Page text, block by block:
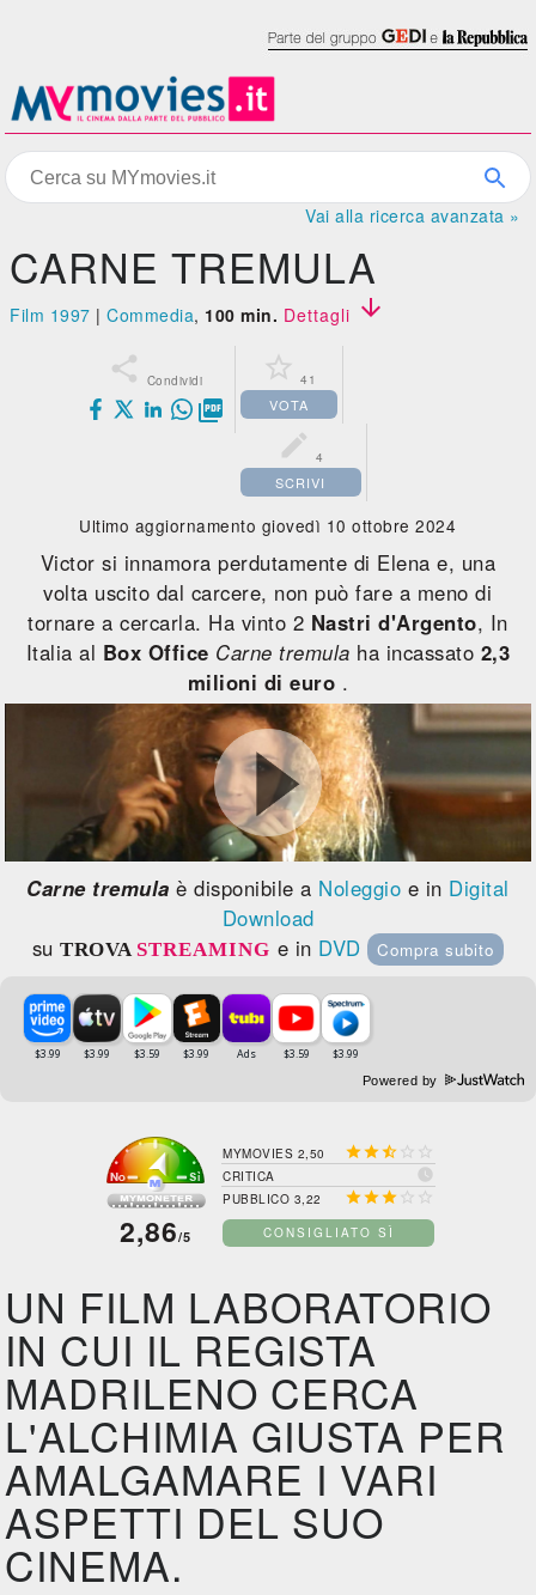
Vai alla ricerca avanzata »
CARNE TREMULA
Film 1997 |Commedia, 100 min. Dettagli 
 Condividi

 41
VOTA
 4
SCRIVI
Ultimo aggiornamento giovedì 10 ottobre 2024
Victor si innamora perdutamente di Elena e, una
volta uscito dal carcere, non può fare a meno di
tornare a cercarla. Ha vinto 2 Nastri d'Argento, In
Italia al Box Office Carne tremula ha incassato 2,3
milioni di euro .
Carne tremula è disponibile a Noleggio e in Digital
Download
suTROVA STREAMING e in DVD Compra subito
Powered by
2,86/5
MYMOVIES 2,50   
CRITICA 
PUBBLICO 3,22   
CONSIGLIATO SÌ
UN FILM LABORATORIO
IN CUI IL REGISTA
MADRILENO CERCA
L'ALCHIMIA GIUSTA PER
AMALGAMARE I VARI
ASPETTI DEL SUO
CINEMA.